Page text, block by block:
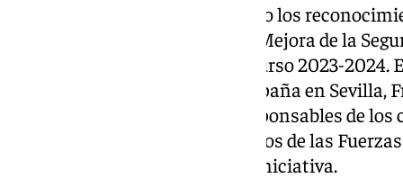
Este miércoles se han entregado los
Director para la Convivencia y Mejora de la
entornos, correspondiente al curso 2023-2024.
subdelegado del gobierno de España en Sevilla,
reconocido el trabajo de los responsables de
padres, madres y de los miembros de las
Estado que participan en esta iniciativa.